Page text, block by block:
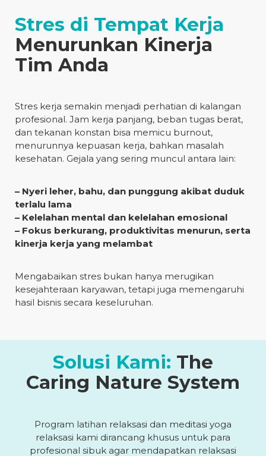
Stres di Tempat Kerja
Menurunkan Kinerja
Tim Anda
Stres kerja semakin menjadi perhatian di kalangan
profesional. Jam kerja panjang, beban tugas berat,
dan tekanan konstan bisa memicu burnout,
menurunnya kepuasan kerja, bahkan masalah
kesehatan. Gejala yang sering muncul antara lain:
– Nyeri leher, bahu, dan punggung akibat duduk
terlalu lama
– Kelelahan mental dan kelelahan emosional
– Fokus berkurang, produktivitas menurun, serta
kinerja kerja yang melambat
Mengabaikan stres bukan hanya merugikan
kesejahteraan karyawan, tetapi juga memengaruhi
hasil bisnis secara keseluruhan.
Solusi Kami: The
Caring Nature System
Program latihan relaksasi dan meditasi yoga
relaksasi kami dirancang khusus untuk para
profesional sibuk agar mendapatkan relaksasi